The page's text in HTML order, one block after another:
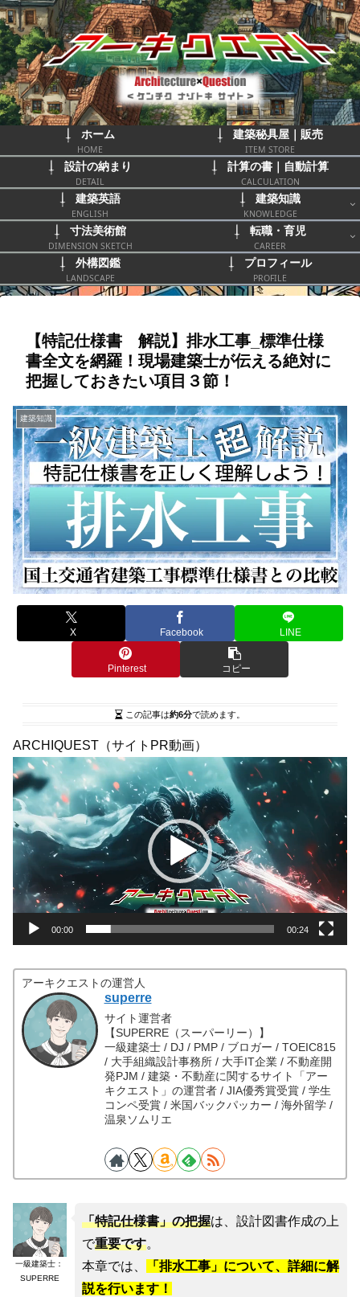
ホーム
HOME
建築秘具屋｜販売
ITEM STORE
設計の納まり
DETAIL
計算の書｜自動計算
CALCULATION
建築英語
ENGLISH
建築知識
KNOWLEDGE
寸法美術館
DIMENSION SKETCH
転職・育児
CAREER
外構図鑑
LANDSCAPE
プロフィール
PROFILE
【特記仕様書 解説】排水工事_標準仕様
書全文を網羅！現場建築士が伝える絶対に
把握しておきたい項目３節！
建築知識
X Facebook LINE
Pinterest コピー
この記事は約6分で読めます。
ARCHIQUEST（サイトPR動画）
動
画
プ
レ
ー
ヤ
00:00 00:24
アーキクエストの運営人
superre
サイト運営者
【SUPERRE（スーパーリー）】
一級建築士 / DJ / PMP / ブロガー / TOEIC815
/ 大手組織設計事務所 / 大手IT企業 / 不動産開
発PJM / 建築・不動産に関するサイト「アー
キクエスト」の運営者 / JIA優秀賞受賞 / 学生
コンペ受賞 / 米国バックパッカー / 海外留学 /
温泉ソムリエ
一級建築士：
SUPERRE
「特記仕様書」の把握は、設計図書作成の上
で重要です。
本章では、
「 排水工事」について、詳細に解
説を行います！